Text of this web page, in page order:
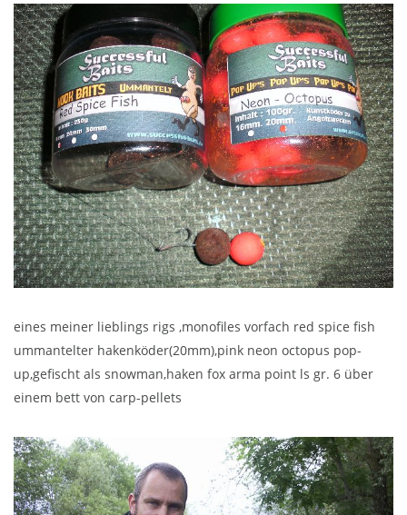
eines meiner lieblings rigs ,monofiles vorfach red spice fish
ummantelter hakenköder(20mm),pink neon octopus pop-
up,gefischt als snowman,haken fox arma point ls gr. 6 über
einem bett von carp-pellets